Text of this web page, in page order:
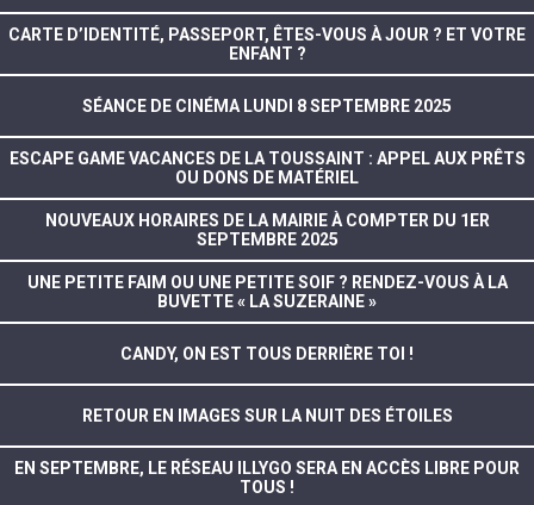
CARTE D’IDENTITÉ, PASSEPORT, ÊTES-VOUS À JOUR ? ET VOTRE
ENFANT ?
SÉANCE DE CINÉMA LUNDI 8 SEPTEMBRE 2025
ESCAPE GAME VACANCES DE LA TOUSSAINT : APPEL AUX PRÊTS
OU DONS DE MATÉRIEL
NOUVEAUX HORAIRES DE LA MAIRIE À COMPTER DU 1ER
SEPTEMBRE 2025
UNE PETITE FAIM OU UNE PETITE SOIF ? RENDEZ-VOUS À LA
BUVETTE « LA SUZERAINE »
CANDY, ON EST TOUS DERRIÈRE TOI !
RETOUR EN IMAGES SUR LA NUIT DES ÉTOILES
EN SEPTEMBRE, LE RÉSEAU ILLYGO SERA EN ACCÈS LIBRE POUR
TOUS !